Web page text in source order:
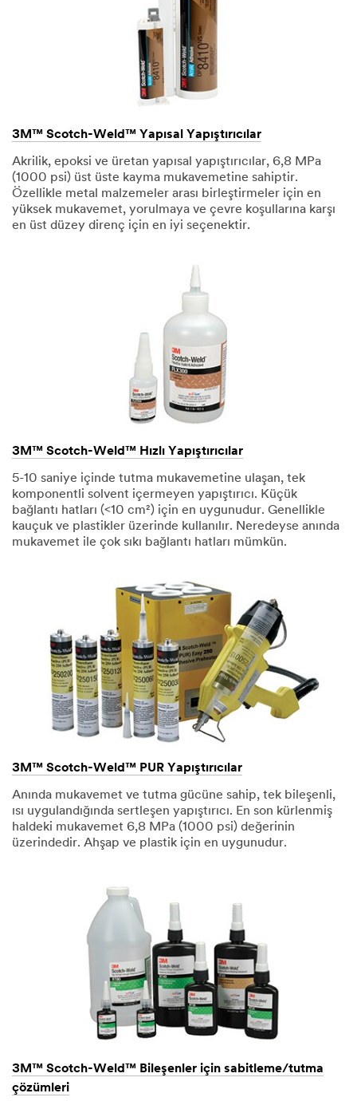
3M™ Scotch-Weld™ Yapısal Yapıştırıcılar
Akrilik, epoksi ve üretan yapısal yapıştırıcılar, 6,8 MPa
(1000 psi) üst üste kayma mukavemetine sahiptir.
Özellikle metal malzemeler arası birleştirmeler için en
yüksek mukavemet, yorulmaya ve çevre koşullarına karşı
en üst düzey direnç için en iyi seçenektir.
3M™ Scotch-Weld™ Hızlı Yapıştırıcılar
5-10 saniye içinde tutma mukavemetine ulaşan, tek
komponentli solvent içermeyen yapıştırıcı. Küçük
bağlantı hatları (<10 cm²) için en uygunudur. Genellikle
kauçuk ve plastikler üzerinde kullanılır. Neredeyse anında
mukavemet ile çok sıkı bağlantı hatları mümkün.
3M™ Scotch-Weld™ PUR Yapıştırıcılar
Anında mukavemet ve tutma gücüne sahip, tek bileşenli,
ısı uygulandığında sertleşen yapıştırıcı. En son kürlenmiş
haldeki mukavemet 6,8 MPa (1000 psi) değerinin
üzerindedir. Ahşap ve plastik için en uygunudur.
3M™ Scotch-Weld™ Bileşenler için sabitleme/tutma
çözümleri